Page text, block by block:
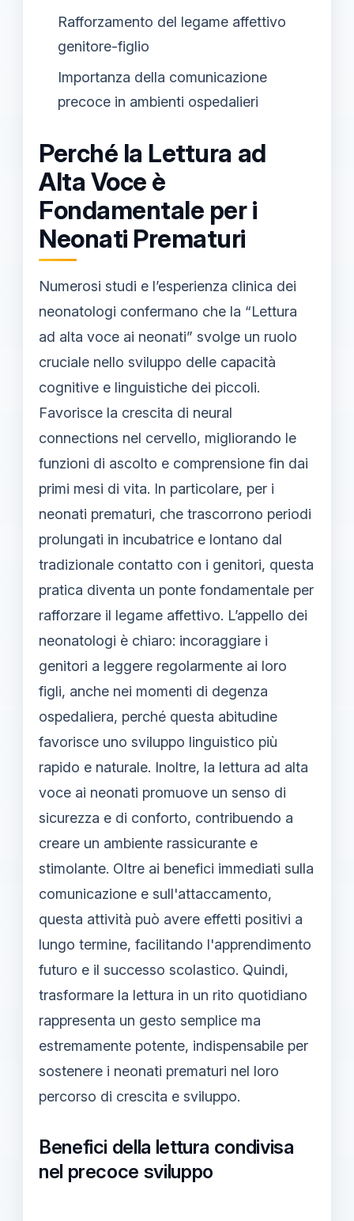
Rafforzamento del legame affettivo
genitore-figlio
Importanza della comunicazione
precoce in ambienti ospedalieri
Perché la Lettura ad
Alta Voce è
Fondamentale per i
Neonati Prematuri
Numerosi studi e l’esperienza clinica dei
neonatologi confermano che la “Lettura
ad alta voce ai neonati” svolge un ruolo
cruciale nello sviluppo delle capacità
cognitive e linguistiche dei piccoli.
Favorisce la crescita di neural
connections nel cervello, migliorando le
funzioni di ascolto e comprensione fin dai
primi mesi di vita. In particolare, per i
neonati prematuri, che trascorrono periodi
prolungati in incubatrice e lontano dal
tradizionale contatto con i genitori, questa
pratica diventa un ponte fondamentale per
rafforzare il legame affettivo. L’appello dei
neonatologi è chiaro: incoraggiare i
genitori a leggere regolarmente ai loro
figli, anche nei momenti di degenza
ospedaliera, perché questa abitudine
favorisce uno sviluppo linguistico più
rapido e naturale. Inoltre, la lettura ad alta
voce ai neonati promuove un senso di
sicurezza e di conforto, contribuendo a
creare un ambiente rassicurante e
stimolante. Oltre ai benefici immediati sulla
comunicazione e sull'attaccamento,
questa attività può avere effetti positivi a
lungo termine, facilitando l'apprendimento
futuro e il successo scolastico. Quindi,
trasformare la lettura in un rito quotidiano
rappresenta un gesto semplice ma
estremamente potente, indispensabile per
sostenere i neonati prematuri nel loro
percorso di crescita e sviluppo.
Benefici della lettura condivisa
nel precoce sviluppo